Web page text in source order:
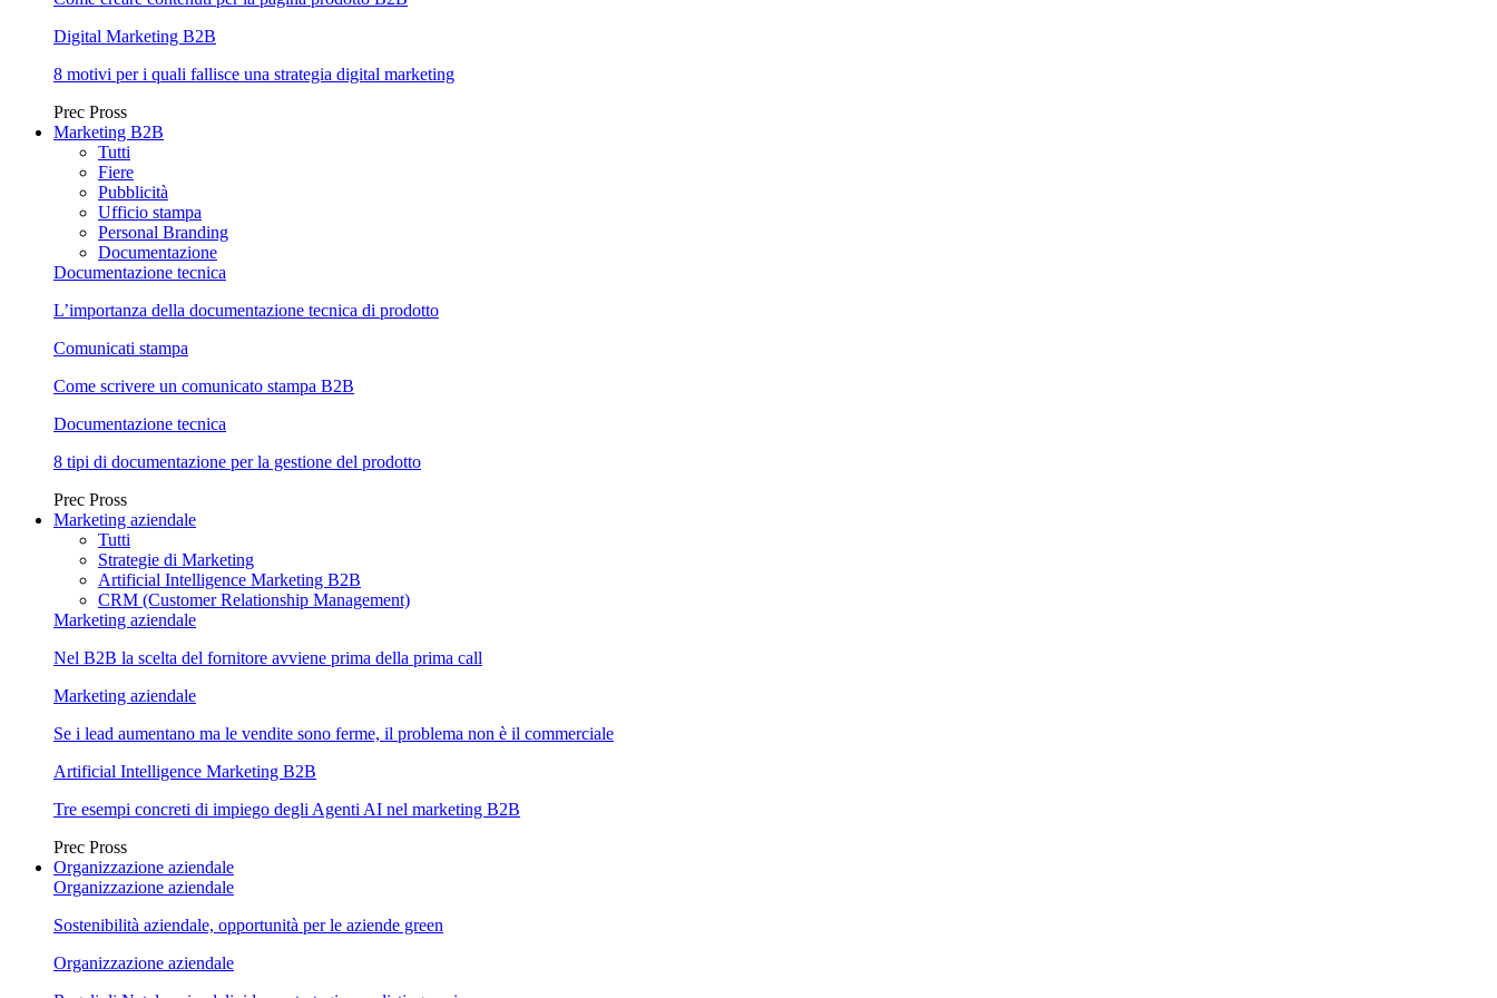
Digital Marketing B2B
8 motivi per i quali fallisce una strategia digital marketing
Prec Pross
Marketing B2B
Tutti
Fiere
Pubblicità
Ufficio stampa
Personal Branding
Documentazione
Documentazione tecnica
L’importanza della documentazione tecnica di prodotto
Comunicati stampa
Come scrivere un comunicato stampa B2B
Documentazione tecnica
8 tipi di documentazione per la gestione del prodotto
Prec Pross
Marketing aziendale
Tutti
Strategie di Marketing
Artificial Intelligence Marketing B2B
CRM (Customer Relationship Management)
Marketing aziendale
Nel B2B la scelta del fornitore avviene prima della prima call
Marketing aziendale
Se i lead aumentano ma le vendite sono ferme, il problema non è il commerciale
Artificial Intelligence Marketing B2B
Tre esempi concreti di impiego degli Agenti AI nel marketing B2B
Prec Pross
Organizzazione aziendale
Organizzazione aziendale
Sostenibilità aziendale, opportunità per le aziende green
Organizzazione aziendale